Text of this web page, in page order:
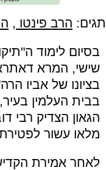
תגים: הרב פינטו ,
בסיום לימוד
שישי, המרא
בציונו של אביו
בבית העלמין
הגאון הצדיק רבי
מלאו עשור
לאחר אמירת